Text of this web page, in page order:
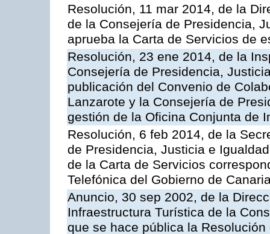
Resolución, 11 mar 2014, de la
de la Consejería de Presidencia,
aprueba la Carta de Servicios de
Resolución, 23 ene 2014, de la
Consejería de Presidencia,
publicación del Convenio de
Lanzarote y la Consejería de
gestión de la Oficina Conjunta de
Resolución, 6 feb 2014, de la
de Presidencia, Justicia e
de la Carta de Servicios
Telefónica del Gobierno de
Anuncio, 30 sep 2002, de la
Infraestructura Turística de la
que se hace pública la